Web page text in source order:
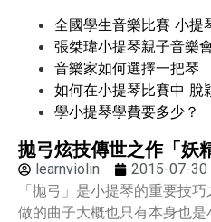
全國學生音樂比賽 小提
張桀瑋小提琴親子音樂
音樂家如何選擇一把琴
如何在小提琴比賽中 脫
學小提琴學費要多少？
拋弓炫技傳世之作「妖
learnviolin
2015-07-30
「拋弓」是小提琴的重要技
做的曲子大概也只有本身也